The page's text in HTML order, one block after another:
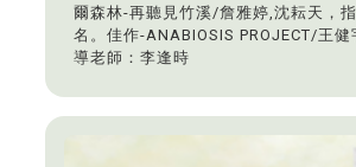
爾森林-再聽見竹溪/詹雅婷,沈耘天，
名。佳作-ANABIOSIS PROJECT/王
導老師：李逢時